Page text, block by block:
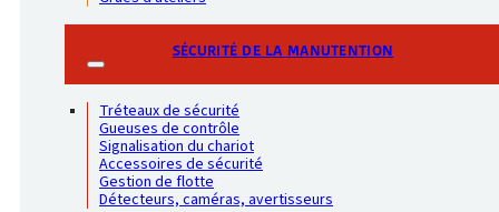
SÉCURITÉ DE LA MANUTENTION
Tréteaux de sécurité
Gueuses de contrôle
Signalisation du chariot
Accessoires de sécurité
Gestion de flotte
Détecteurs, caméras, avertisseurs